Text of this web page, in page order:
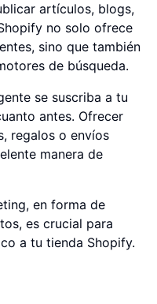
artículos, blogs,
no solo ofrece
sino que también
de búsqueda.
se suscriba a tu
antes. Ofrecer
regalos o envíos
manera de
en forma de
es crucial para
a tu tienda Shopify.